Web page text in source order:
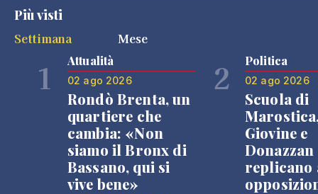
Più visti
Settimana
Mese
1 Attualità
02 ago 2026
Rondò Brenta, un
quartiere che
cambia: «Non
siamo il Bronx di
Bassano, qui si
vive bene»
2 Politica
02 ago 2026
Scuola di
Giovine e
Donazzan
replicano